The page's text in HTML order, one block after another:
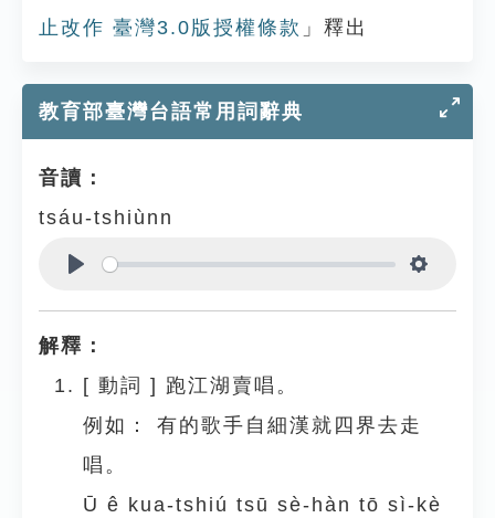
止改作 臺灣3.0版授權條款 」釋出
教育部臺灣台語常用詞辭典
音讀：
tsáu-tshiùnn
解釋：
[ 動詞 ] 跑江湖賣唱。
例如：
有的歌手自細漢就四界去走
唱。
Ū ê kua-tshiú tsū sè-hàn tō sì-kè